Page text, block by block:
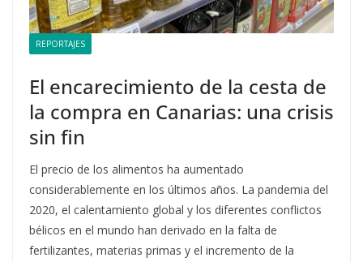
REPORTAJES
El encarecimiento de la cesta de
la compra en Canarias: una crisis
sin fin
El precio de los alimentos ha aumentado
considerablemente en los últimos años. La pandemia del
2020, el calentamiento global y los diferentes conflictos
bélicos en el mundo han derivado en la falta de
fertilizantes, materias primas y el incremento de la